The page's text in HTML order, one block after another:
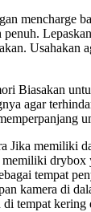
mencharge
penuh.
Usahakan
Biasakan
agar
Jika memiliki
drybox
tempat
kamera di
tempat kering